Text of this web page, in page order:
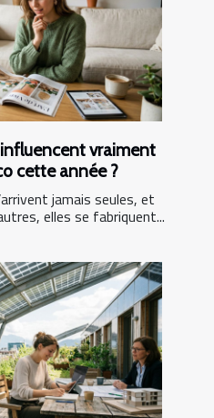
vraiment
cette année ?
jamais seules, et
elles se fabriquent...